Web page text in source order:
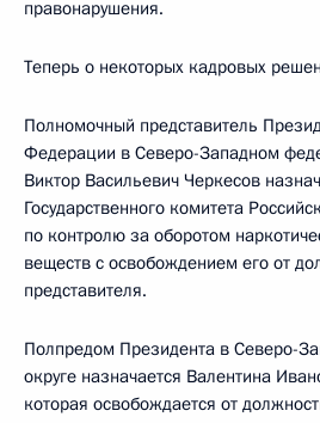
правонарушения.
Теперь о некоторых кадровых
Полномочный представитель
Федерации в Северо-Западном
Виктор Васильевич Черкесов
Государственного комитета
по контролю за оборотом
веществ с освобождением его от
представителя.
Полпредом Президента в Северо-
округе назначается Валентина
которая освобождается от